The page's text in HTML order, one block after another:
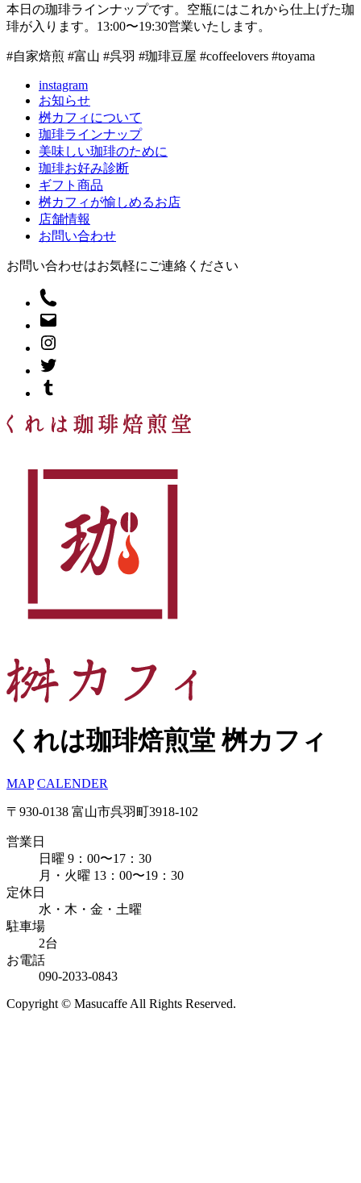
本日の珈琲ラインナップです。空瓶にはこれから仕上げた珈
琲が入ります。13:00〜19:30営業いたします。
#自家焙煎 #富山 #呉羽 #珈琲豆屋 #coffeelovers #toyama
instagram
お知らせ
桝カフィについて
珈琲ラインナップ
美味しい珈琲のために
珈琲お好み診断
ギフト商品
桝カフィが愉しめるお店
店舗情報
お問い合わせ
お問い合わせはお気軽にご連絡ください
くれは珈琲焙煎堂 桝カフィ
MAP CALENDER
〒930-0138 富山市呉羽町3918-102
営業日
日曜 9：00〜17：30
月・火曜 13：00〜19：30
定休日
水・木・金・土曜
駐車場
2台
お電話
090-2033-0843
Copyright © Masucaffe All Rights Reserved.